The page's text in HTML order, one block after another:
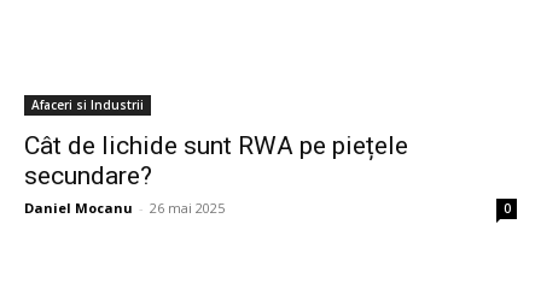
Afaceri si Industrii
Cât de lichide sunt RWA pe piețele
secundare?
Daniel Mocanu - 26 mai 2025 0